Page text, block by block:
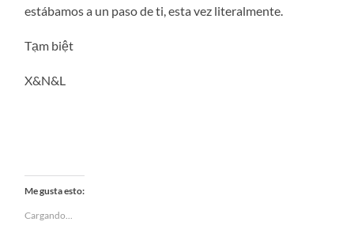
estábamos a un paso de ti, esta vez literalmente.
Tạm biệt
X&N&L
Me gusta esto:
Cargando...